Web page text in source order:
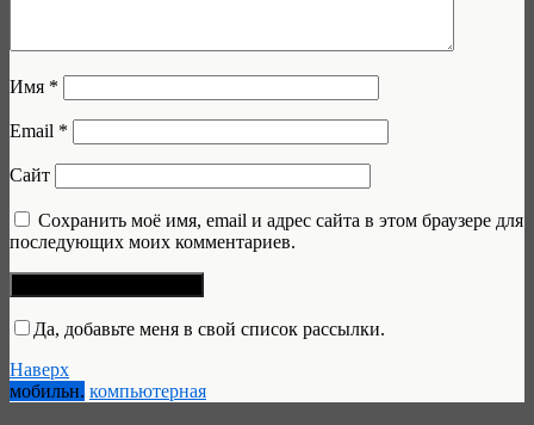
Имя *
Email *
Сайт
Сохранить моё имя, email и адрес сайта в этом браузере для
последующих моих комментариев.
Да, добавьте меня в свой список рассылки.
Наверх
мобильн. компьютерная